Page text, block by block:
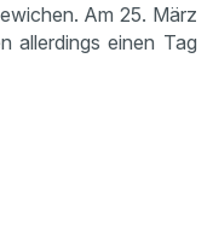
Am 25. März
allerdings einen Tag